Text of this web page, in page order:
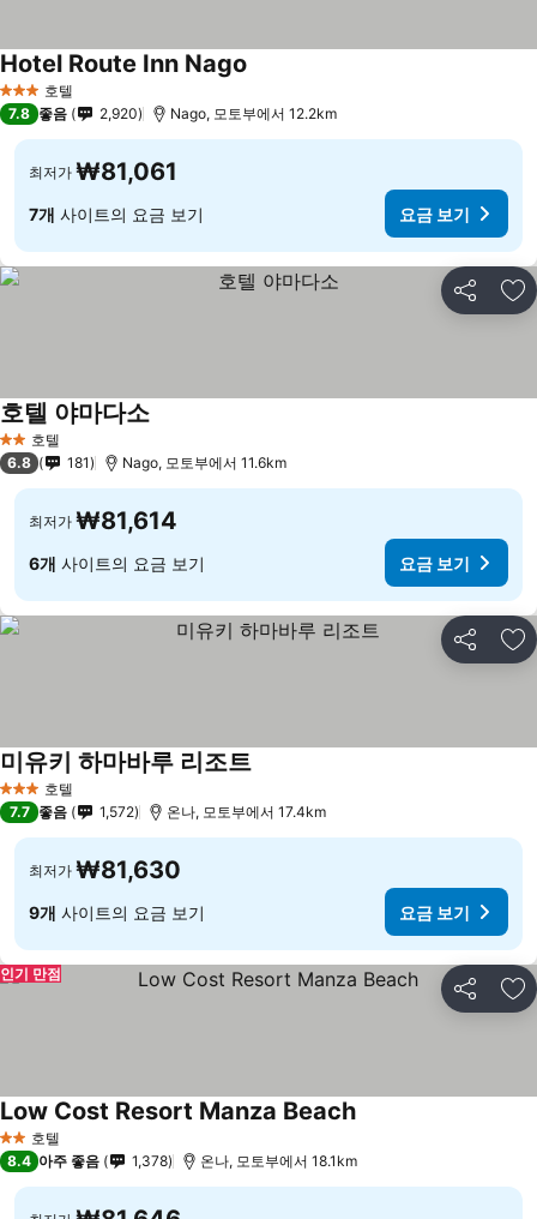
3 성급 호텔
Hotel Route Inn Nago
7.8 좋음 2,920 Nago, 모토부에서 12.2km
최저가 ₩81,061
7개 사이트의 요금 보기 요금 보기
공유 즐
2 성급호텔
호텔 야마다소
6.8 181 Nago, 모토부에서 11.6km
최저가 ₩81,614
6개 사이트의 요금 보기 요금 보기
공유 즐
3 성급 호텔
미유키 하마바루 리조트
7.7 좋음 1,572 온나, 모토부에서 17.4km
최저가 ₩81,630
9개 사이트의 요금 보기 요금 보기
공유 즐
인기 만점
2 성급호텔
Low Cost Resort Manza Beach
8.4 아주 좋음 1,378 온나, 모토부에서 18.1km